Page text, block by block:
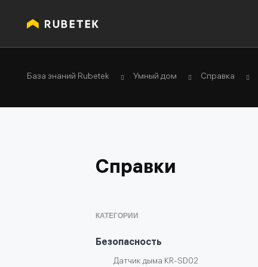
База знаний Rubetek Умный дом Справка
Справки
КАТЕГОРИИ
Безопасность
Датчик дыма KR-SD02